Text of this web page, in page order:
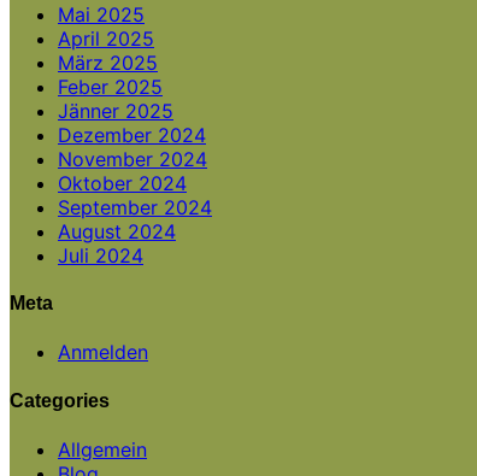
Mai 2025
April 2025
März 2025
Feber 2025
Jänner 2025
Dezember 2024
November 2024
Oktober 2024
September 2024
August 2024
Juli 2024
Meta
Anmelden
Categories
Allgemein